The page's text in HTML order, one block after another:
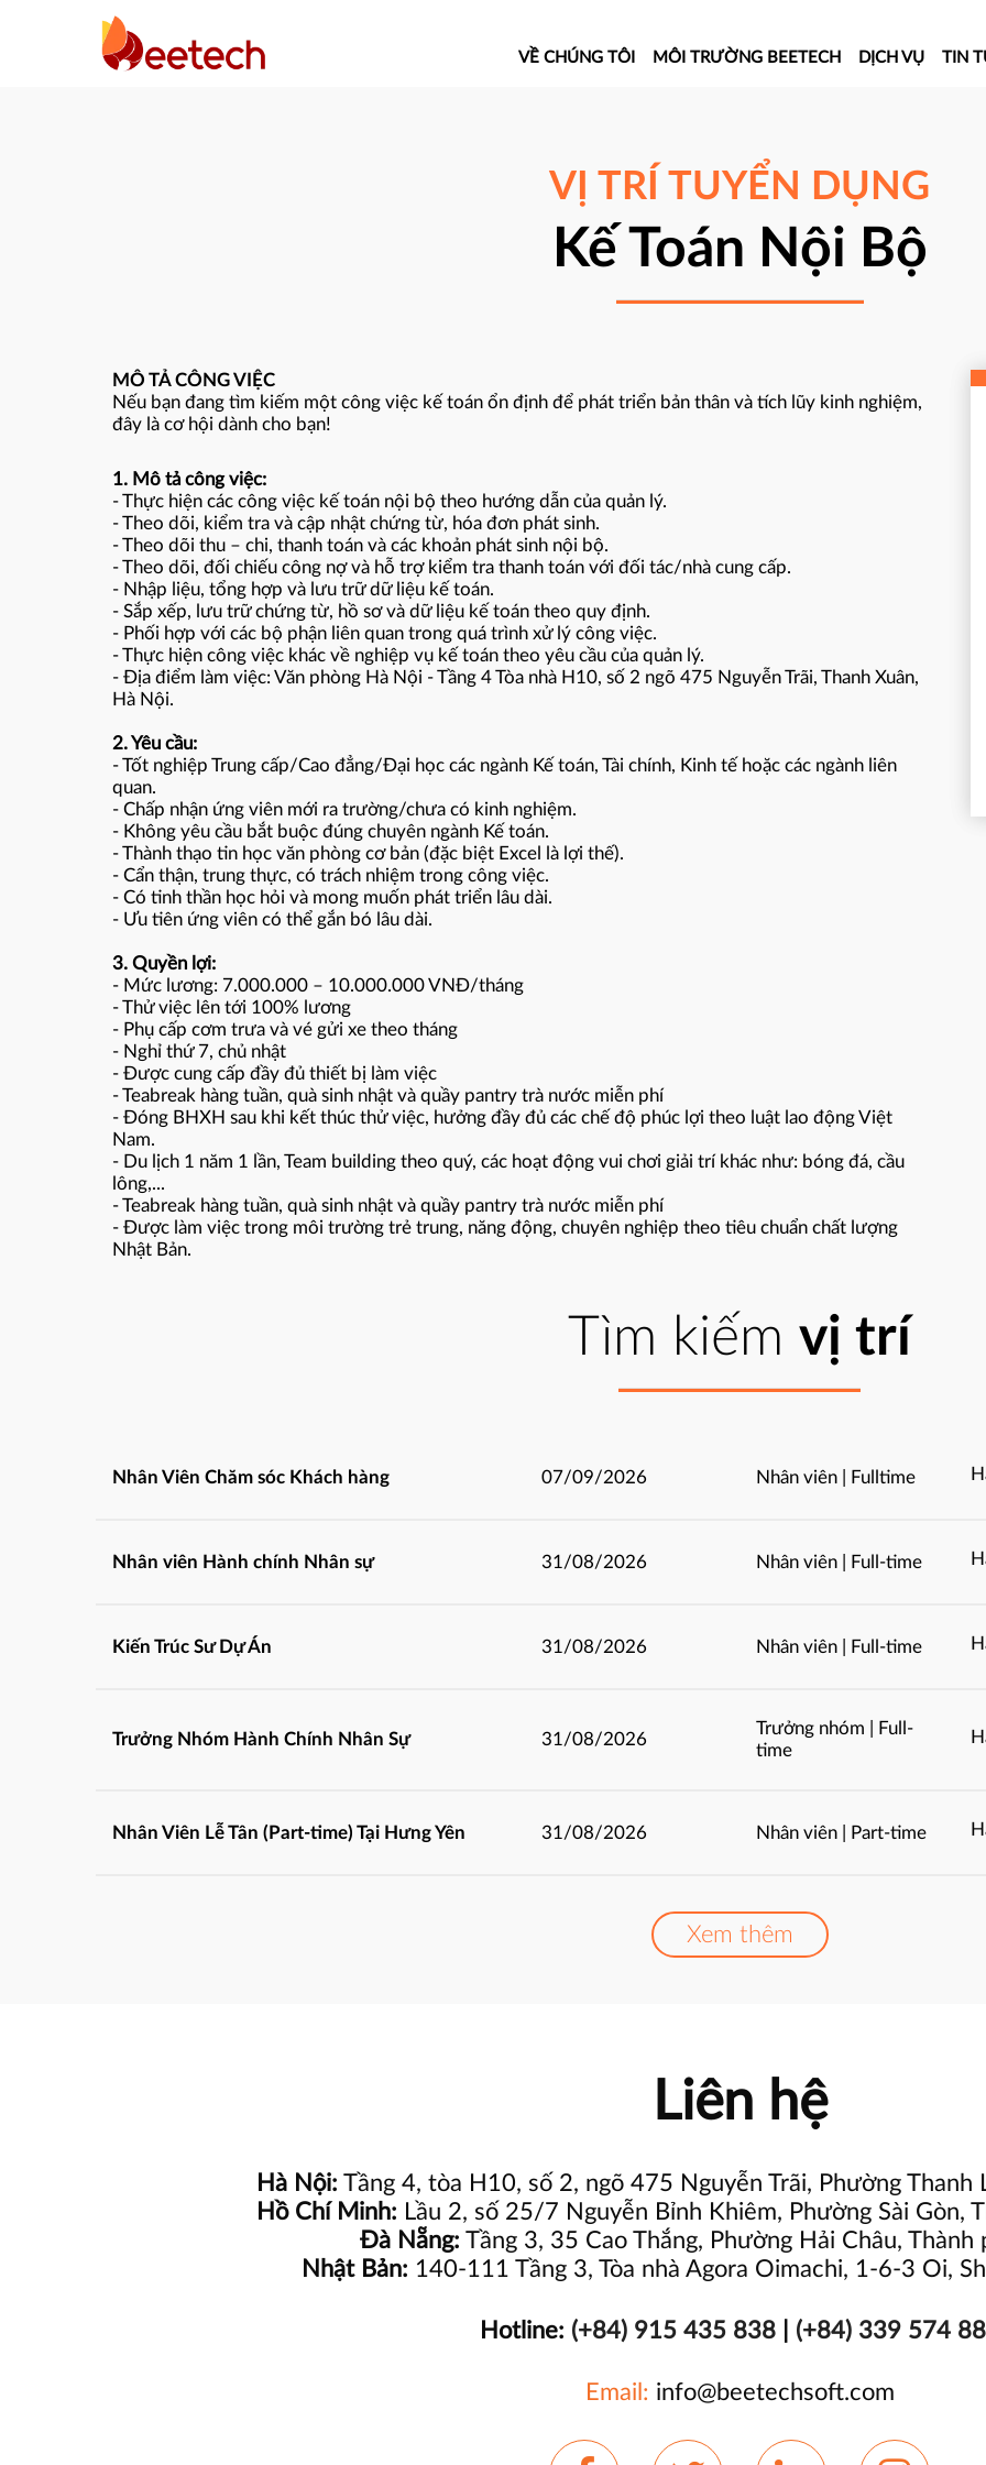
VỀ CHÚNG TÔI MÔI TRƯỜNG BEETECH DỊCH VỤ TIN
VỊ TRÍ TUYỂN DỤNG
Kế Toán Nội Bộ
MÔ TẢ CÔNG VIỆC
Nếu bạn đang tìm kiếm một công việc kế toán ổn định để phát triển bản thân và tích lũy kinh nghiệm,
đây là cơ hội dành cho bạn!
1. Mô tả công việc:
- Thực hiện các công việc kế toán nội bộ theo hướng dẫn của quản lý.
- Theo dõi, kiểm tra và cập nhật chứng từ, hóa đơn phát sinh.
- Theo dõi thu – chi, thanh toán và các khoản phát sinh nội bộ.
- Theo dõi, đối chiếu công nợ và hỗ trợ kiểm tra thanh toán với đối tác/nhà cung cấp.
- Nhập liệu, tổng hợp và lưu trữ dữ liệu kế toán.
- Sắp xếp, lưu trữ chứng từ, hồ sơ và dữ liệu kế toán theo quy định.
- Phối hợp với các bộ phận liên quan trong quá trình xử lý công việc.
- Thực hiện công việc khác về nghiệp vụ kế toán theo yêu cầu của quản lý.
- Địa điểm làm việc: Văn phòng Hà Nội - Tầng 4 Tòa nhà H10, số 2 ngõ 475 Nguyễn Trãi, Thanh Xuân,
Hà Nội.
2. Yêu cầu:
- Tốt nghiệp Trung cấp/Cao đẳng/Đại học các ngành Kế toán, Tài chính, Kinh tế hoặc các ngành liên
quan.
- Chấp nhận ứng viên mới ra trường/chưa có kinh nghiệm.
- Không yêu cầu bắt buộc đúng chuyên ngành Kế toán.
- Thành thạo tin học văn phòng cơ bản (đặc biệt Excel là lợi thế).
- Cẩn thận, trung thực, có trách nhiệm trong công việc.
- Có tinh thần học hỏi và mong muốn phát triển lâu dài.
- Ưu tiên ứng viên có thể gắn bó lâu dài.
3. Quyền lợi:
- Mức lương: 7.000.000 – 10.000.000 VNĐ/tháng
- Thử việc lên tới 100% lương
- Phụ cấp cơm trưa và vé gửi xe theo tháng
- Nghỉ thứ 7, chủ nhật
- Được cung cấp đầy đủ thiết bị làm việc
- Teabreak hàng tuần, quà sinh nhật và quầy pantry trà nước miễn phí
- Đóng BHXH sau khi kết thúc thử việc, hưởng đầy đủ các chế độ phúc lợi theo luật lao động Việt
Nam.
- Du lịch 1 năm 1 lần, Team building theo quý, các hoạt động vui chơi giải trí khác như: bóng đá, cầu
lông,...
- Teabreak hàng tuần, quà sinh nhật và quầy pantry trà nước miễn phí
- Được làm việc trong môi trường trẻ trung, năng động, chuyên nghiệp theo tiêu chuẩn chất lượng
Nhật Bản.
Tìm kiếm vị trí
Nhân Viên Chăm sóc Khách hàng 07/09/2026 Nhân viên | Fulltime
Nhân viên Hành chính Nhân sự 31/08/2026 Nhân viên | Full-time
Kiến Trúc Sư Dự Án 31/08/2026 Nhân viên | Full-time
Trưởng Nhóm Hành Chính Nhân Sự 31/08/2026
Trưởng nhóm | Full-
time
Nhân Viên Lễ Tân (Part-time) Tại Hưng Yên 31/08/2026 Nhân viên | Part-time
Xem thêm
Liên hệ
Hà Nội: Tầng 4, tòa H10, số 2, ngõ 475 Nguyễn Trãi, Phường Thanh
Hồ Chí Minh: Lầu 2, số 25/7 Nguyễn Bỉnh Khiêm, Phường Sài Gòn,
Đà Nẵng: Tầng 3, 35 Cao Thắng, Phường Hải Châu, Thành
Nhật Bản: 140-111 Tầng 3, Tòa nhà Agora Oimachi, 1-6-3 Oi,
Hotline: (+84) 915 435 838| (+84) 339 574
Email: info@beetechsoft.com